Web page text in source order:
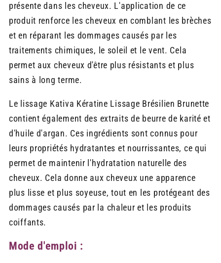
présente dans les cheveux. L'application de ce
produit renforce les cheveux en comblant les brèches
et en réparant les dommages causés par les
traitements chimiques, le soleil et le vent. Cela
permet aux cheveux d'être plus résistants et plus
sains à long terme.
Le lissage Kativa Kératine Lissage Brésilien Brunette
contient également des extraits de beurre de karité et
d'huile d'argan. Ces ingrédients sont connus pour
leurs propriétés hydratantes et nourrissantes, ce qui
permet de maintenir l'hydratation naturelle des
cheveux. Cela donne aux cheveux une apparence
plus lisse et plus soyeuse, tout en les protégeant des
dommages causés par la chaleur et les produits
coiffants.
Mode d'emploi :